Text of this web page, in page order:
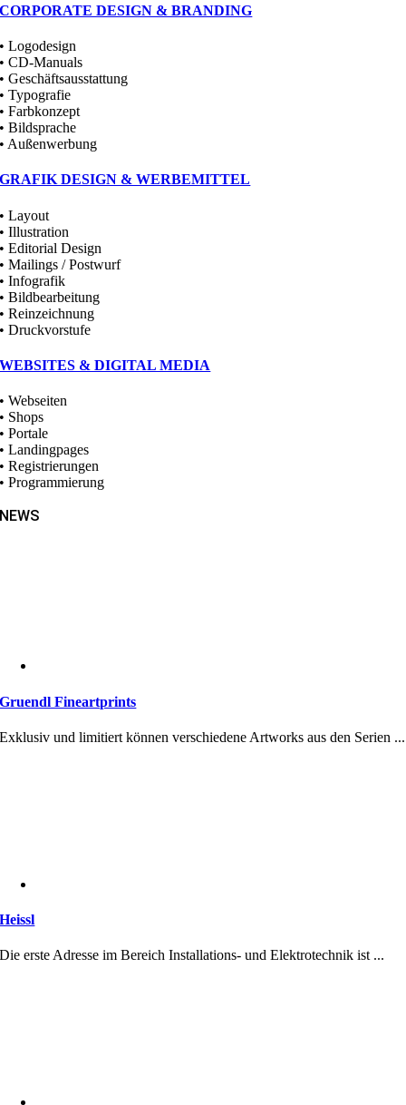
CORPORATE DESIGN & BRANDING
• Logodesign
• CD-Manuals
• Geschäftsausstattung
• Typografie
• Farbkonzept
• Bildsprache
• Außenwerbung
GRAFIK DESIGN & WERBEMITTEL
• Layout
• Illustration
• Editorial Design
• Mailings / Postwurf
• Infografik
• Bildbearbeitung
• Reinzeichnung
• Druckvorstufe
WEBSITES & DIGITAL MEDIA
• Webseiten
• Shops
• Portale
• Landingpages
• Registrierungen
• Programmierung
NEWS
Gruendl Fineartprints
Exklusiv und limitiert können verschiedene Artworks aus den Serien ...
Heissl
Die erste Adresse im Bereich Installations- und Elektrotechnik ist ...